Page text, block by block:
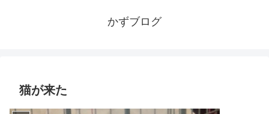
かずブログ
猫が来た